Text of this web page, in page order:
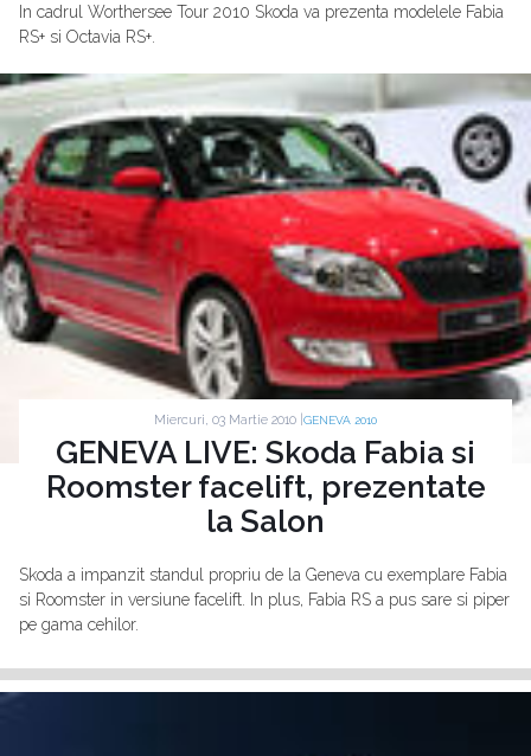
In cadrul Worthersee Tour 2010 Skoda va prezenta modelele Fabia
RS+ si Octavia RS+.
Miercuri, 03 Martie 2010 | GENEVA 2010
GENEVA LIVE: Skoda Fabia si
Roomster facelift, prezentate
la Salon
Skoda a impanzit standul propriu de la Geneva cu exemplare Fabia
si Roomster in versiune facelift. In plus, Fabia RS a pus sare si piper
pe gama cehilor.